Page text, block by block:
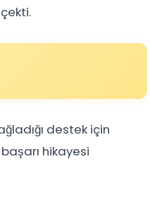
destek için
hikayesi